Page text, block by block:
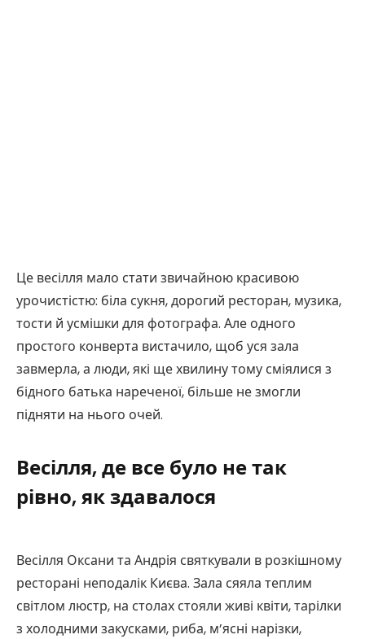
Це весілля мало стати звичайною красивою
урочистістю: біла сукня, дорогий ресторан, музика,
тости й усмішки для фотографа. Але одного
простого конверта вистачило, щоб уся зала
завмерла, а люди, які ще хвилину тому сміялися з
бідного батька нареченої, більше не змогли
підняти на нього очей.
Весілля, де все було не так
рівно, як здавалося
Весілля Оксани та Андрія святкували в розкішному
ресторані неподалік Києва. Зала сяяла теплим
світлом люстр, на столах стояли живі квіти, тарілки
з холодними закусками, риба, м’ясні нарізки,